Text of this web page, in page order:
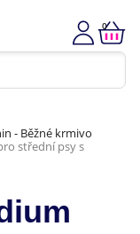
0
- Běžné krmivo
střední psy s